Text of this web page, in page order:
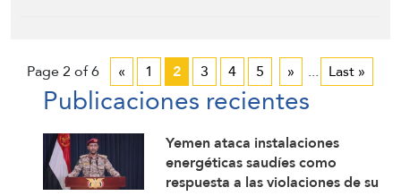
Page 2 of 6 « 1 2 3 4 5 » ... Last »
Publicaciones recientes
Yemen ataca instalaciones
energéticas saudíes como
respuesta a las violaciones de su